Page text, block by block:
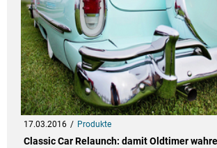
17.03.2016 Produkte
Classic Car Relaunch: damit Oldtimer